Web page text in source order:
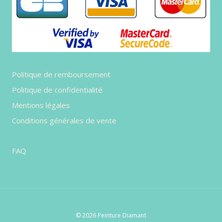
sur
la
du
Politique de remboursement
Politique de confidentialité
Mentions légales
Conditions générales de vente
FAQ
© 2026 Peinture Diamant